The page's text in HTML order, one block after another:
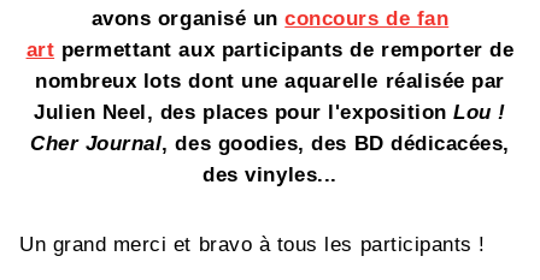
avons organisé unconcours de fan
art permettant aux participants de remporter de
nombreux lots dont une aquarelle réalisée par
Julien Neel, des places pour l'expositionLou !
Cher Journal, des goodies, des BD dédicacées,
des vinyles...
Un grand merci et bravo à tous les participants !